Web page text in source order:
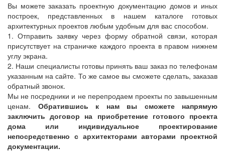
Вы можете заказать проектную документацию домов и иных
построек, представленных в нашем каталоге готовых
архитектурных проектов любым удобным для вас способом.
1. Отправить заявку через форму обратной связи, которая
присутствует на страничке каждого проекта в правом нижнем
углу экрана.
2. Наши специалисты готовы принять ваш заказ по телефонам
указанным на сайте. То же самое вы сможете сделать, заказав
обратный звонок.
Мы не посредники и не перепродаем проекты по завышенным
ценам. Обратившись к нам вы сможете напрямую
заключить договор на приобретение готового проекта
дома или индивидуальное проектирование
непосредственно с архитекторами авторами проектной
документации.